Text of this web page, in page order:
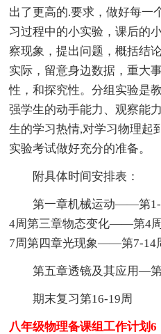
出了更高的.要求，做好每一
习过程中的小实验，课后的
察现象，提出问题，概括结
实际，留意身边数据，重大
性，和探究性。分组实验是
强学生的动手能力、观察能
生的学习热情,对学习物理起
实验考试做好充分的准备。
附具体时间安排表：
第一章机械运动——第1-
4周第三章物态变化——第4
7周第四章光现象——第7-14
第五章透镜及其应用—第
期末复习第16-19周
八年级物理备课组工作计划6